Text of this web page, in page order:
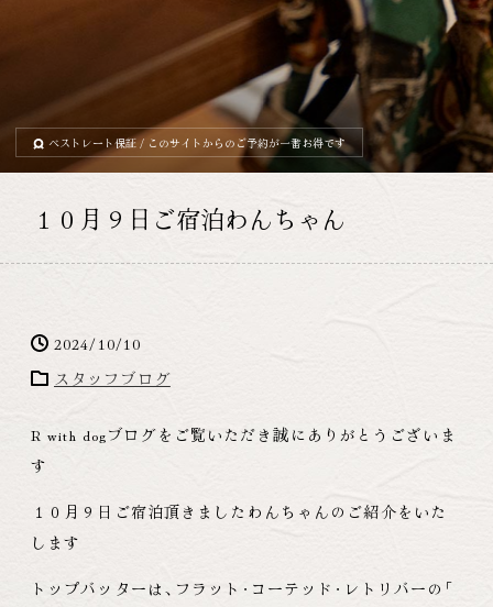
ベストレート保証/ このサイトからのご予約が一番お得です
１０月９日ご宿泊わんちゃん
2024/10/10
スタッフブログ
R with dogブログをご覧いただき誠にありがとうございま
す
１０月９日ご宿泊頂きましたわんちゃんのご紹介をいた
します
トップバッターは 、フラット ・コーテッド ・レトリバーの「